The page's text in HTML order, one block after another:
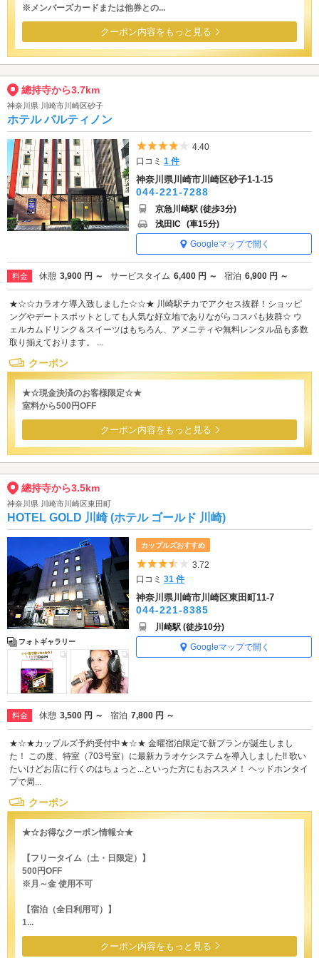
※メンバーズカードまたは他券との...
クーポン内容をもっと見る
總持寺から3.7km
神奈川県 川崎市川崎区砂子
ホテル パルティノン
5つ星のうち4
4.40
口コミ1 件
神奈川県川崎市川崎区砂子1-1-15
044-221-7288
京急川崎駅 (徒歩3分)
浅田IC (車15分)
Googleマップで開く
料金 休憩 3,900 円 ～ サービスタイム 6,400 円 ～ 宿泊 6,900 円 ～
★☆☆カラオケ導入致しました☆☆★ 川崎駅チカでアクセス抜群！ショッピ
ングやデートスポットとしても人気な好立地でありながらコスパも抜群☆ ウ
ェルカムドリンク＆スイーツはもちろん、アメニティや無料レンタル品も多数
取り揃えております。 ...
クーポン
★☆現金決済のお客様限定☆★
室料から500円OFF
クーポン内容をもっと見る
總持寺から3.5km
神奈川県 川崎市川崎区東田町
HOTEL GOLD 川崎 (ホテル ゴールド 川崎)
フォトギャラリー
カップルズおすすめ
5つ星のうち3.5
3.72
口コミ31 件
神奈川県川崎市川崎区東田町11-7
044-221-8385
川崎駅 (徒歩10分)
Googleマップで開く
料金 休憩 3,500 円 ～ 宿泊 7,800 円 ～
★☆★カップルズ予約受付中★☆★ 金曜宿泊限定で新プランが誕生しまし
た！ この度、特室（703号室）に最新カラオケシステムを導入しました!! 歌い
たいけどお店に行くのはちょっと...といった方にもおススメ！ ヘッドホンタイ
プで周...
クーポン
★☆お得なクーポン情報☆★
【フリータイム（土・日限定）】
500円OFF
※月～金 使用不可
【宿泊（全日利用可）】
1...
クーポン内容をもっと見る